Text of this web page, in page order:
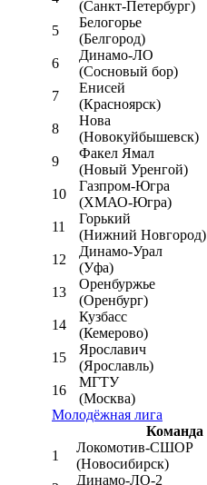
(Санкт-Петербург)
5
Белогорье
(Белгород)
6
Динамо-ЛО
(Сосновый бор)
7
Енисей
(Красноярск)
8
Нова
(Новокуйбышевск)
9
Факел Ямал
(Новый Уренгой)
10
Газпром-Югра
(ХМАО-Югра)
11
Горький
(Нижний Новгород)
12
Динамо-Урал
(Уфа)
13
Оренбуржье
(Оренбург)
14
Кузбасс
(Кемерово)
15
Ярославич
(Ярославль)
16
МГТУ
(Москва)
Молодёжная лига
Команда
1
Локомотив-CШОР
(Новосибирск)
Динамо-ЛО-2